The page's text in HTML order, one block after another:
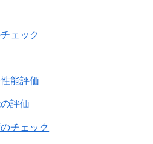
ェック
能評価
評価
チェック